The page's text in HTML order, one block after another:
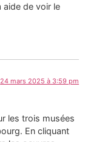
aide de voir le
24 mars 2025 à 3:59 pm
les trois musées
En cliquant